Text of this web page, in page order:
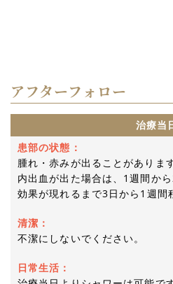
アフターフォロー
治療当
患部の状態：
腫れ・赤みが出ることがあります
内出血が出た場合は、1週間から
効果が現れるまで3日から1週間
清潔：
不潔にしないでください。
日常生活：